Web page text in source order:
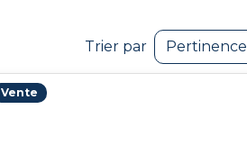
Trier par Pertinence
Vente